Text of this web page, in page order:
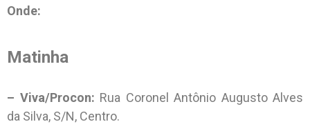
Onde:
Matinha
– Viva/Procon: Rua Coronel Antônio Augusto Alves
da Silva, S/N, Centro.